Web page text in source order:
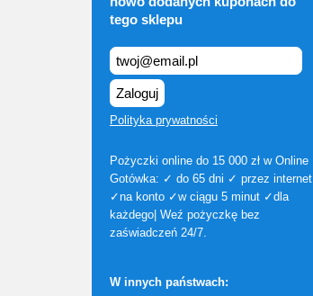
tego sklepu
Zaloguj
Polityka prywatności
Pożyczki online do 15 000 zł w Online
Gotówka: ✓ do 65 dni ✓ przez internet
✓na konto ✓w ciągu 5 minut ✓dla
każdego| Weź pożyczkę bez
zaświadczeń 24/7.
W innych państwach: